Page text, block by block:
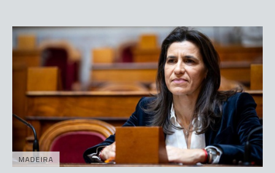
MADEIRA